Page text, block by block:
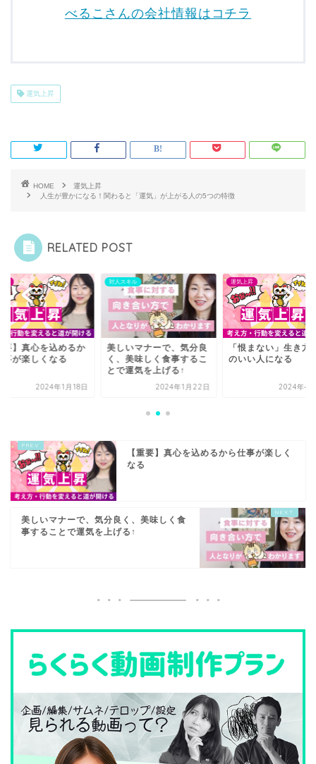
べるこさんの会社情報はコチラ
運気上昇
HOME
運気上昇
人生が豊かになる！関わると「運気」が上がる人の5つの特徴
RELATED POST
要】真心を込めるか
事が楽しくなる
2024年1月18日
対人スキル
美しいマナーで、気分良
く、美味しく食事するこ
とで運気を上げる↑
2024年1月22日
運気上昇
「恨まない」生き方
のいい人になる
2024年4
【重要】真心を込めるから仕事が楽しく
なる
美しいマナーで、気分良く、美味しく食
事することで運気を上げる↑